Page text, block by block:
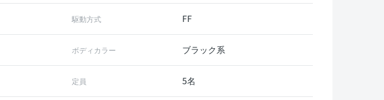
駆動方式 FF
ボディカラー ブラック系
定員 5名